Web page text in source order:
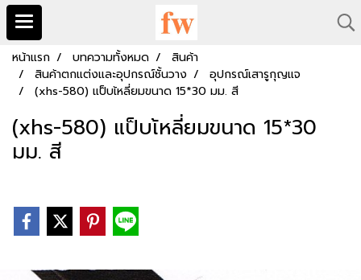
หน้าแรก บทความทั้งหมด
สินค้า
สินค้าตกแต่งและอุปกรณ์ชั้นวาง
อุปกรณ์เสารูกุญแจ
(xhs-580) แป็บเ้หลี่ยมขนาด 15*30 มม. สี
(xhs-580) แป็บเ้หลี่ยมขนาด 15*30
มม. สี